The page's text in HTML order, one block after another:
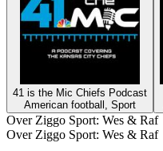
41 is the Mic Chiefs Podcast
American football, Sport
Over Ziggo Sport: Wes & Raf
Over Ziggo Sport: Wes & Raf